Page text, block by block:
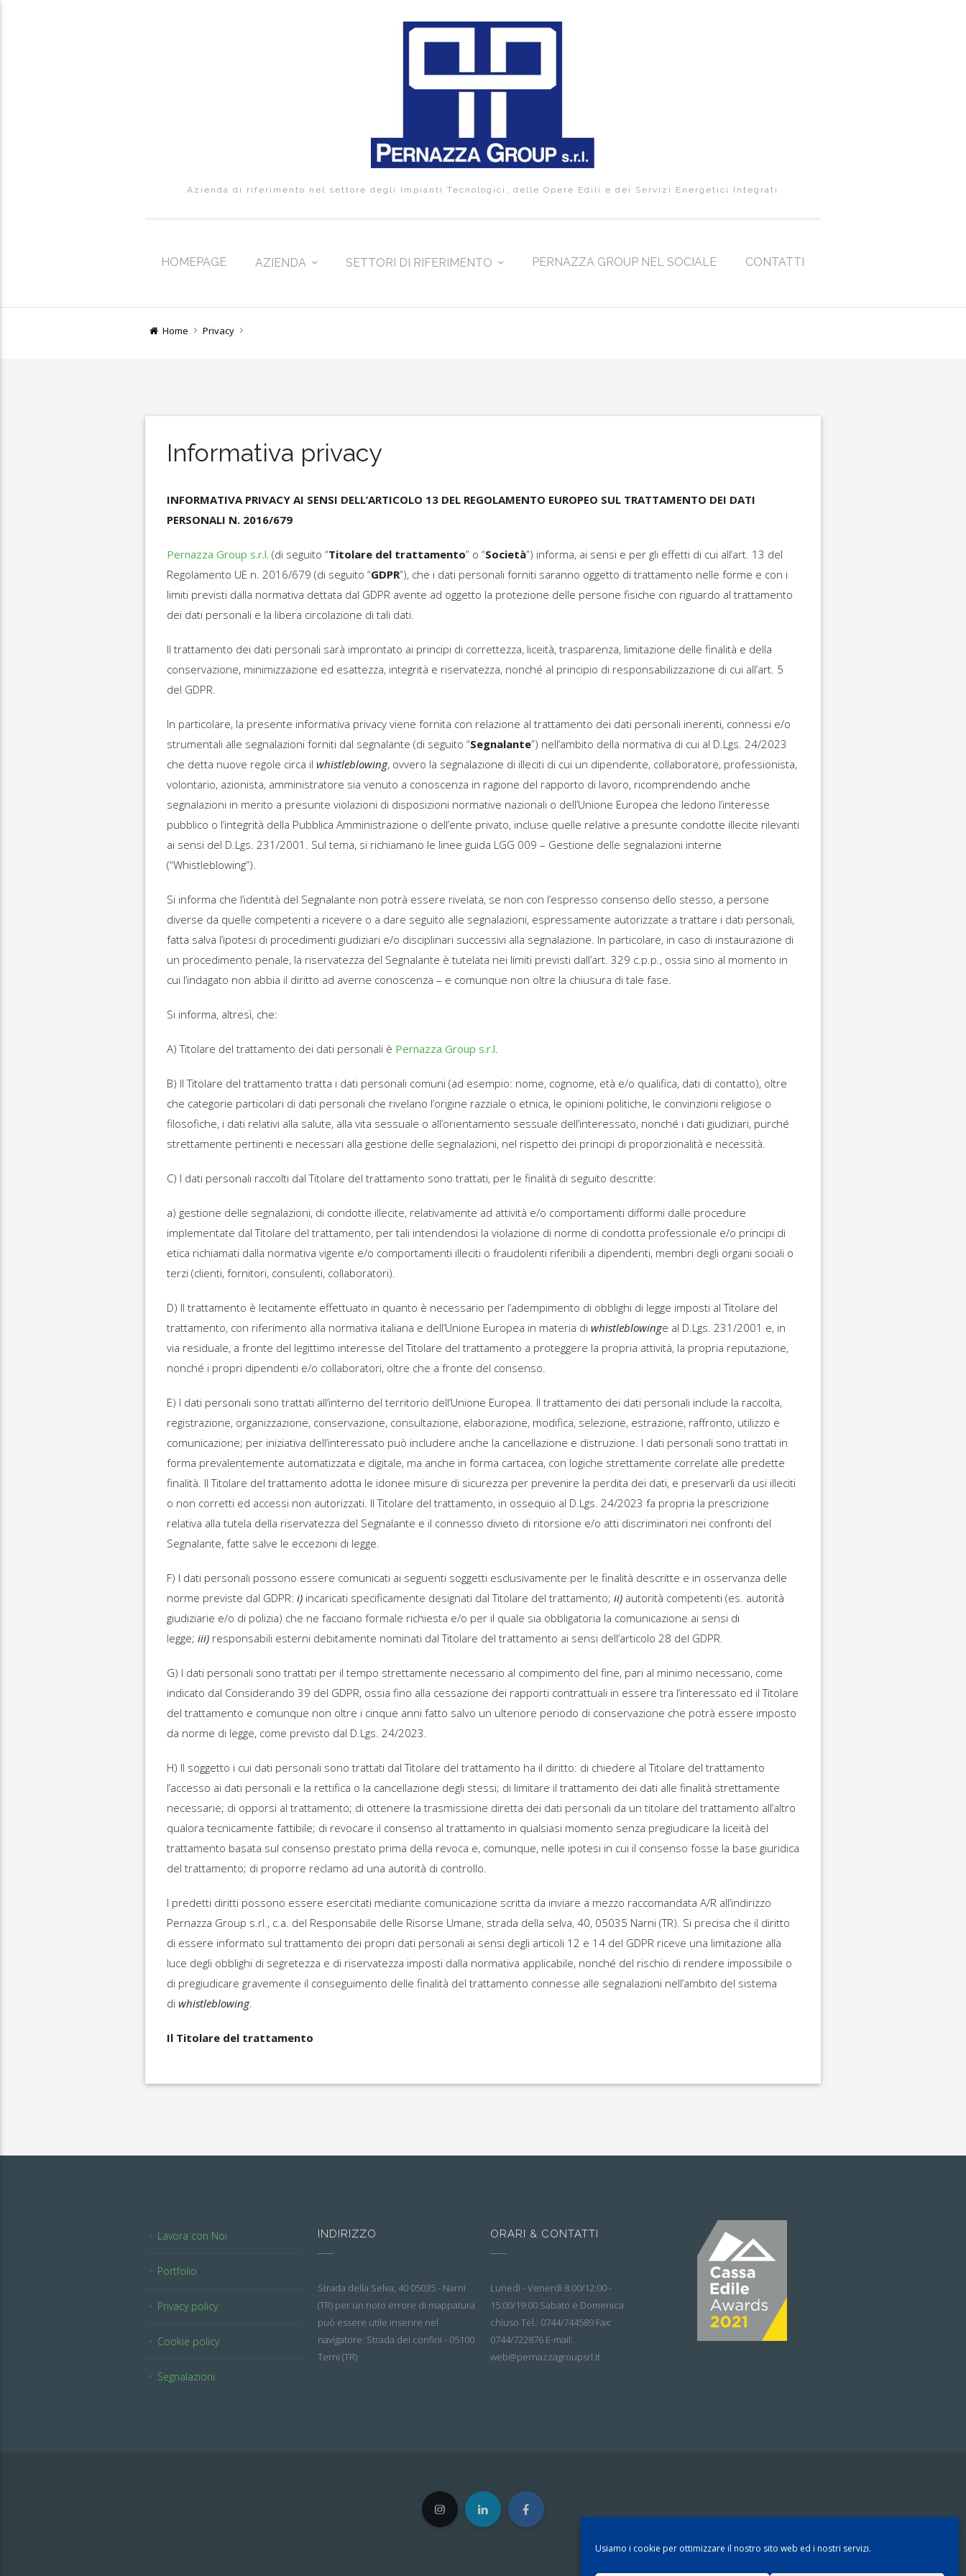
Usiamo i cookie per ottimizzare il nostro sito web ed i nostri servizi.
Azienda di riferimento nel settore degli Impianti Tecnologici, delle Opere Edili e dei Servizi Energetici Integrati
HOMEPAGE AZIENDA SETTORI DI RIFERIMENTO PERNAZZA GROUP NEL SOCIALE CONTATTI
Home Privacy
Informativa privacy
INFORMATIVA PRIVACY AI SENSI DELL’ARTICOLO 13 DEL REGOLAMENTO EUROPEO SUL TRATTAMENTO DEI DATI
PERSONALI N. 2016/679
Pernazza Group s.r.l. (di seguito “Titolare del trattamento” o “Società”) informa, ai sensi e per gli effetti di cui all’art. 13 del
Regolamento UE n. 2016/679 (di seguito “GDPR”), che i dati personali forniti saranno oggetto di trattamento nelle forme e con i
limiti previsti dalla normativa dettata dal GDPR avente ad oggetto la protezione delle persone fisiche con riguardo al trattamento
dei dati personali e la libera circolazione di tali dati.
Il trattamento dei dati personali sarà improntato ai principi di correttezza, liceità, trasparenza, limitazione delle finalità e della
conservazione, minimizzazione ed esattezza, integrità e riservatezza, nonché al principio di responsabilizzazione di cui all’art. 5
del GDPR.
In particolare, la presente informativa privacy viene fornita con relazione al trattamento dei dati personali inerenti, connessi e/o
strumentali alle segnalazioni forniti dal segnalante (di seguito “Segnalante”) nell’ambito della normativa di cui al D.Lgs. 24/2023
che detta nuove regole circa il whistleblowing, ovvero la segnalazione di illeciti di cui un dipendente, collaboratore, professionista,
volontario, azionista, amministratore sia venuto a conoscenza in ragione del rapporto di lavoro, ricomprendendo anche
segnalazioni in merito a presunte violazioni di disposizioni normative nazionali o dell’Unione Europea che ledono l’interesse
pubblico o l’integrità della Pubblica Amministrazione o dell’ente privato, incluse quelle relative a presunte condotte illecite rilevanti
ai sensi del D.Lgs. 231/2001. Sul tema, si richiamano le linee guida LGG 009 – Gestione delle segnalazioni interne
(“Whistleblowing”).
Si informa che l’identità del Segnalante non potrà essere rivelata, se non con l’espresso consenso dello stesso, a persone
diverse da quelle competenti a ricevere o a dare seguito alle segnalazioni, espressamente autorizzate a trattare i dati personali,
fatta salva l’ipotesi di procedimenti giudiziari e/o disciplinari successivi alla segnalazione. In particolare, in caso di instaurazione di
un procedimento penale, la riservatezza del Segnalante è tutelata nei limiti previsti dall’art. 329 c.p.p., ossia sino al momento in
cui l’indagato non abbia il diritto ad averne conoscenza – e comunque non oltre la chiusura di tale fase.
Si informa, altresì, che:
A) Titolare del trattamento dei dati personali è Pernazza Group s.r.l.
B) Il Titolare del trattamento tratta i dati personali comuni (ad esempio: nome, cognome, età e/o qualifica, dati di contatto), oltre
che categorie particolari di dati personali che rivelano l’origine razziale o etnica, le opinioni politiche, le convinzioni religiose o
filosofiche, i dati relativi alla salute, alla vita sessuale o all’orientamento sessuale dell’interessato, nonché i dati giudiziari, purché
strettamente pertinenti e necessari alla gestione delle segnalazioni, nel rispetto dei principi di proporzionalità e necessità.
C) I dati personali raccolti dal Titolare del trattamento sono trattati, per le finalità di seguito descritte:
a) gestione delle segnalazioni, di condotte illecite, relativamente ad attività e/o comportamenti difformi dalle procedure
implementate dal Titolare del trattamento, per tali intendendosi la violazione di norme di condotta professionale e/o principi di
etica richiamati dalla normativa vigente e/o comportamenti illeciti o fraudolenti riferibili a dipendenti, membri degli organi sociali o
terzi (clienti, fornitori, consulenti, collaboratori).
D) Il trattamento è lecitamente effettuato in quanto è necessario per l’adempimento di obblighi di legge imposti al Titolare del
trattamento, con riferimento alla normativa italiana e dell’Unione Europea in materia di whistleblowinge al D.Lgs. 231/2001 e, in
via residuale, a fronte del legittimo interesse del Titolare del trattamento a proteggere la propria attività, la propria reputazione,
nonché i propri dipendenti e/o collaboratori, oltre che a fronte del consenso.
E) I dati personali sono trattati all’interno del territorio dell’Unione Europea. Il trattamento dei dati personali include la raccolta,
registrazione, organizzazione, conservazione, consultazione, elaborazione, modifica, selezione, estrazione, raffronto, utilizzo e
comunicazione; per iniziativa dell’interessato può includere anche la cancellazione e distruzione. I dati personali sono trattati in
forma prevalentemente automatizzata e digitale, ma anche in forma cartacea, con logiche strettamente correlate alle predette
finalità. Il Titolare del trattamento adotta le idonee misure di sicurezza per prevenire la perdita dei dati, e preservarli da usi illeciti
o non corretti ed accessi non autorizzati. Il Titolare del trattamento, in ossequio al D.Lgs. 24/2023 fa propria la prescrizione
relativa alla tutela della riservatezza del Segnalante e il connesso divieto di ritorsione e/o atti discriminatori nei confronti del
Segnalante, fatte salve le eccezioni di legge.
F) I dati personali possono essere comunicati ai seguenti soggetti esclusivamente per le finalità descritte e in osservanza delle
norme previste dal GDPR: i) incaricati specificamente designati dal Titolare del trattamento; ii) autorità competenti (es. autorità
giudiziarie e/o di polizia) che ne facciano formale richiesta e/o per il quale sia obbligatoria la comunicazione ai sensi di
legge; iii) responsabili esterni debitamente nominati dal Titolare del trattamento ai sensi dell’articolo 28 del GDPR.
G) I dati personali sono trattati per il tempo strettamente necessario al compimento del fine, pari al minimo necessario, come
indicato dal Considerando 39 del GDPR, ossia fino alla cessazione dei rapporti contrattuali in essere tra l’interessato ed il Titolare
del trattamento e comunque non oltre i cinque anni fatto salvo un ulteriore periodo di conservazione che potrà essere imposto
da norme di legge, come previsto dal D.Lgs. 24/2023.
H) Il soggetto i cui dati personali sono trattati dal Titolare del trattamento ha il diritto: di chiedere al Titolare del trattamento
l’accesso ai dati personali e la rettifica o la cancellazione degli stessi; di limitare il trattamento dei dati alle finalità strettamente
necessarie; di opporsi al trattamento; di ottenere la trasmissione diretta dei dati personali da un titolare del trattamento all’altro
qualora tecnicamente fattibile; di revocare il consenso al trattamento in qualsiasi momento senza pregiudicare la liceità del
trattamento basata sul consenso prestato prima della revoca e, comunque, nelle ipotesi in cui il consenso fosse la base giuridica
del trattamento; di proporre reclamo ad una autorità di controllo.
I predetti diritti possono essere esercitati mediante comunicazione scritta da inviare a mezzo raccomandata A/R all’indirizzo
Pernazza Group s.rl., c.a. del Responsabile delle Risorse Umane, strada della selva, 40, 05035 Narni (TR). Si precisa che il diritto
di essere informato sul trattamento dei propri dati personali ai sensi degli articoli 12 e 14 del GDPR riceve una limitazione alla
luce degli obblighi di segretezza e di riservatezza imposti dalla normativa applicabile, nonché del rischio di rendere impossibile o
di pregiudicare gravemente il conseguimento delle finalità del trattamento connesse alle segnalazioni nell’ambito del sistema
di whistleblowing.
Il Titolare del trattamento
Lavora con Noi
Portfolio
Privacy policy
Cookie policy
Segnalazioni
INDIRIZZO
Strada della Selva, 40 05035 - Narni
(TR) per un noto errore di mappatura
può essere utile inserire nel
navigatore: Strada dei confini - 05100
Terni (TR)
ORARI & CONTATTI
Lunedì - Venerdì 8:00/12:00 -
15:00/19:00 Sabato e Domenica
chiuso Tel.: 0744/744589 Fax:
0744/722876 E-mail:
web@pernazzagroupsrl.it